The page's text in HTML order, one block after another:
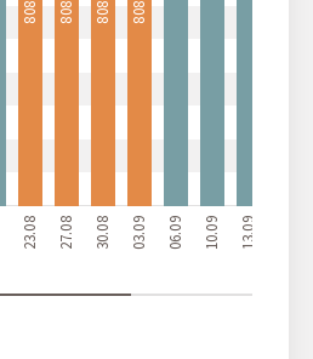
23.08 27.08 30.08 03.09 06.09 10.09 13.09